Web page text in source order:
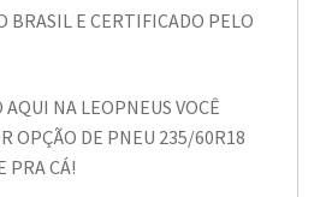
BRASIL E CERTIFICADO PELO
NA LEOPNEUS VOCÊ
OPÇÃO DE PNEU 235/60R18
PRA CÁ!